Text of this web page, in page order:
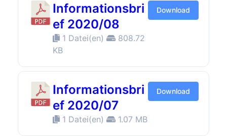
Informationsbri
ef 2020/08
1 Datei(en)
808.72
KB
Download
Informationsbri
ef 2020/07
1 Datei(en) 1.07 MB
Download